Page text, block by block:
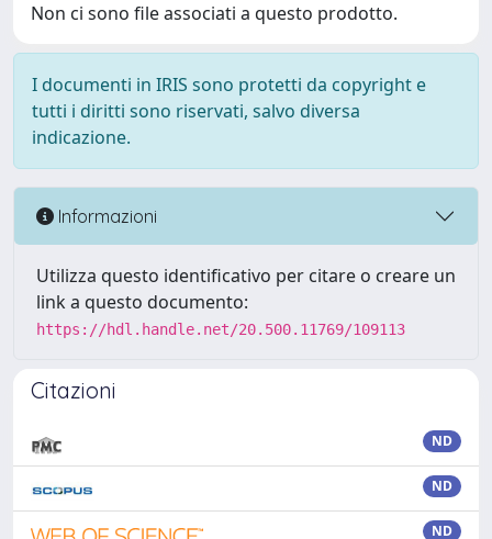
Non ci sono file associati a questo prodotto.
I documenti in IRIS sono protetti da copyright e
tutti i diritti sono riservati, salvo diversa
indicazione.
Informazioni
Utilizza questo identificativo per citare o creare un
link a questo documento:
https://hdl.handle.net/20.500.11769/109113
Citazioni
ND
ND
ND